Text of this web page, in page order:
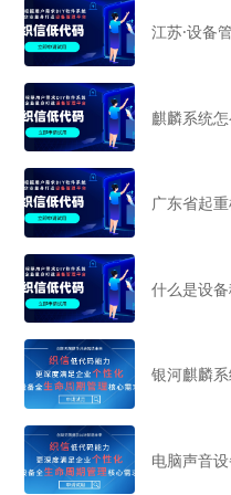
江苏·设备
麒麟系统
广东省起
什么是设
银河麒麟
电脑声音